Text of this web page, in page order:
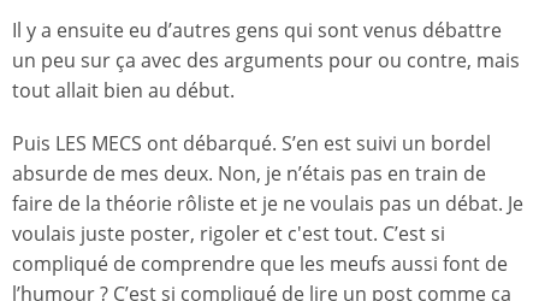
Il y a ensuite eu d’autres gens qui sont venus débattre
un peu sur ça avec des arguments pour ou contre, mais
tout allait bien au début.
Puis LES MECS ont débarqué. S’en est suivi un bordel
absurde de mes deux. Non, je n’étais pas en train de
faire de la théorie rôliste et je ne voulais pas un débat. Je
voulais juste poster, rigoler et c'est tout. C’est si
compliqué de comprendre que les meufs aussi font de
l’humour ? C’est si compliqué de lire un post comme ça